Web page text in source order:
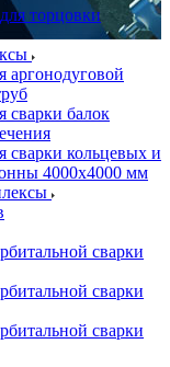
торцовки
аргонодуговой
сварки балок
сварки кольцевых и
4000x4000 мм
сварки
сварки
сварки